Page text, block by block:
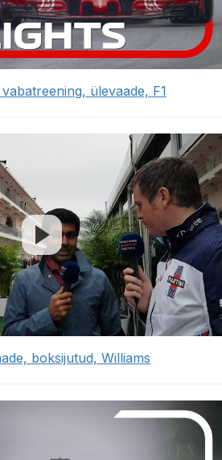
ülevaade, F1
boksijutud, Williams